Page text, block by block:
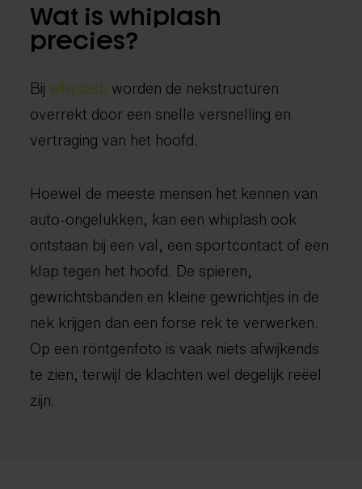
Wat is whiplash
precies?
Bij whiplash worden de nekstructuren
overrekt door een snelle versnelling en
vertraging van het hoofd.
Hoewel de meeste mensen het kennen van
auto-ongelukken, kan een whiplash ook
ontstaan bij een val, een sportcontact of een
klap tegen het hoofd. De spieren,
gewrichtsbanden en kleine gewrichtjes in de
nek krijgen dan een forse rek te verwerken.
Op een röntgenfoto is vaak niets afwijkends
te zien, terwijl de klachten wel degelijk reëel
zijn.